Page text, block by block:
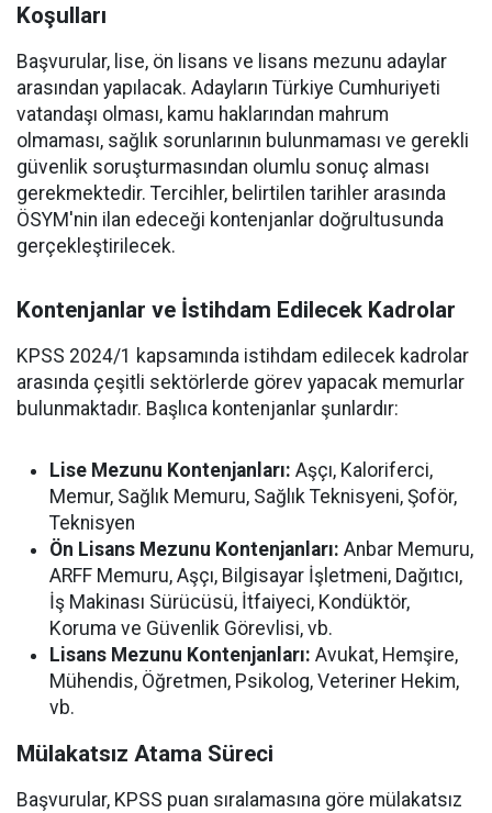
Koşulları
Başvurular, lise, ön lisans ve lisans mezunu adaylar
arasından yapılacak. Adayların Türkiye Cumhuriyeti
vatandaşı olması, kamu haklarından mahrum
olmaması, sağlık sorunlarının bulunmaması ve gerekli
güvenlik soruşturmasından olumlu sonuç alması
gerekmektedir. Tercihler, belirtilen tarihler arasında
ÖSYM'nin ilan edeceği kontenjanlar doğrultusunda
gerçekleştirilecek.
Kontenjanlar ve İstihdam Edilecek Kadrolar
KPSS 2024/1 kapsamında istihdam edilecek kadrolar
arasında çeşitli sektörlerde görev yapacak memurlar
bulunmaktadır. Başlıca kontenjanlar şunlardır:
Lise Mezunu Kontenjanları: Aşçı, Kaloriferci,
Memur, Sağlık Memuru, Sağlık Teknisyeni, Şoför,
Teknisyen
Ön Lisans Mezunu Kontenjanları: Anbar Memuru,
ARFF Memuru, Aşçı, Bilgisayar İşletmeni, Dağıtıcı,
İş Makinası Sürücüsü, İtfaiyeci, Kondüktör,
Koruma ve Güvenlik Görevlisi, vb.
Lisans Mezunu Kontenjanları: Avukat, Hemşire,
Mühendis, Öğretmen, Psikolog, Veteriner Hekim,
vb.
Mülakatsız Atama Süreci
Başvurular, KPSS puan sıralamasına göre mülakatsız